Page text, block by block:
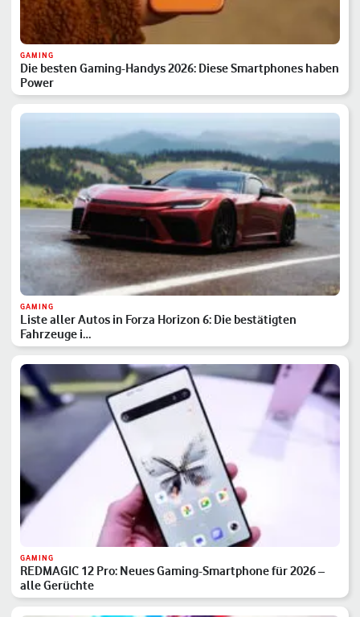
GAMING
Die besten Gaming-Handys 2026: Diese Smartphones haben
Power
GAMING
Liste aller Autos in Forza Horizon 6: Die bestätigten
Fahrzeuge i…
GAMING
REDMAGIC 12 Pro: Neues Gaming-Smartphone für 2026 –
alle Gerüchte